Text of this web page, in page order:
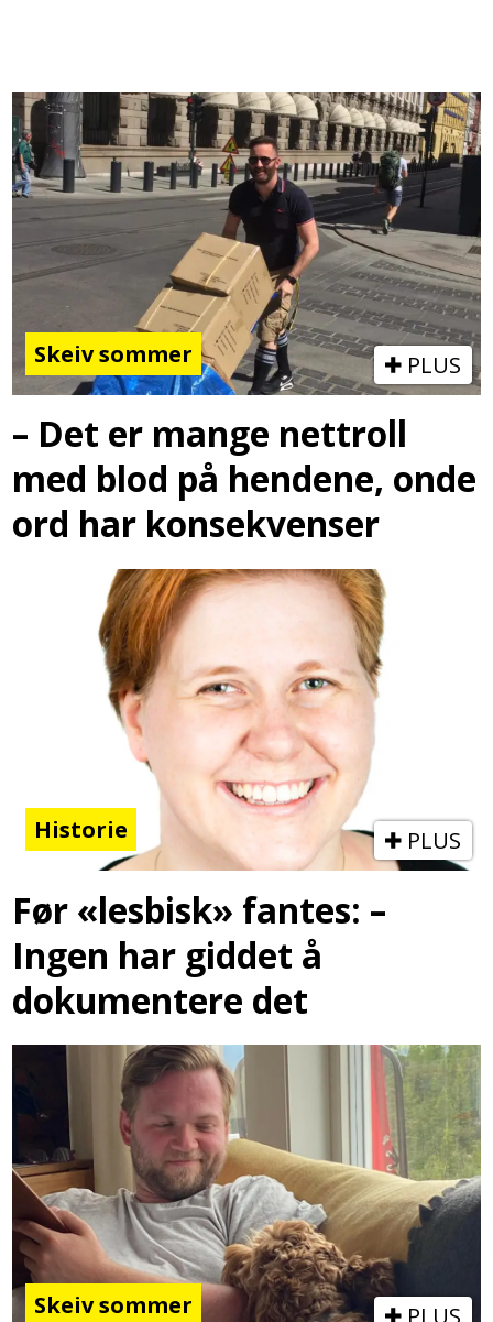
Skeiv sommer PLUS
– Det er mange nettroll
med blod på hendene, onde
ord har konsekvenser
Historie PLUS
Før «lesbisk» fantes: –
Ingen har giddet å
dokumentere det
Skeiv sommer